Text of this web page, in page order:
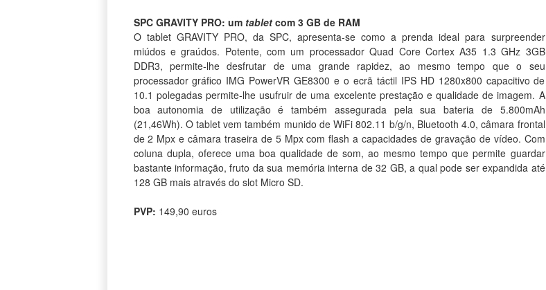
SPC GRAVITY PRO: um tabletcom 3 GB de RAM
O tablet GRAVITY PRO, da SPC, apresenta-se como a prenda ideal para surpreender
miúdos e graúdos. Potente, com um processador Quad Core Cortex A35 1.3 GHz 3GB
DDR3, permite-lhe desfrutar de uma grande rapidez, ao mesmo tempo que o seu
processador gráfico IMG PowerVR GE8300 e o ecrã táctil IPS HD 1280x800 capacitivo de
10.1 polegadas permite-lhe usufruir de uma excelente prestação e qualidade de imagem. A
boa autonomia de utilização é também assegurada pela sua bateria de 5.800mAh
(21,46Wh). O tablet vem também munido de WiFi 802.11 b/g/n, Bluetooth 4.0, câmara frontal
de 2 Mpx e câmara traseira de 5 Mpx com flash a capacidades de gravação de vídeo. Com
coluna dupla, oferece uma boa qualidade de som, ao mesmo tempo que permite guardar
bastante informação, fruto da sua memória interna de 32 GB, a qual pode ser expandida até
128 GB mais através do slot Micro SD.
PVP: 149,90 euros